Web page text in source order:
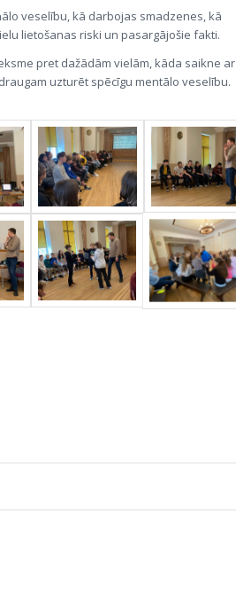
veselību, kā darbojas smadzenes, kā
lietošanas riski un pasargājošie fakti.
pret dažādām vielām, kāda saikne ar
uzturēt spēcīgu mentālo veselību.